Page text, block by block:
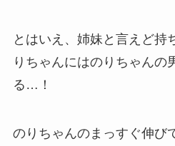
とはいえ、姉妹と言えど持
りちゃんにはのりちゃんの
る…！
のりちゃんのまっすぐ伸び